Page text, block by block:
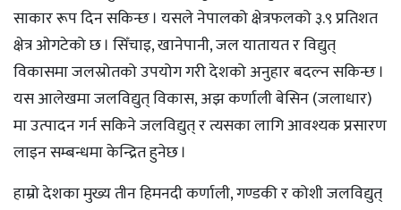
साकार रूप दिन सकिन्छ । यसले नेपालको क्षेत्रफलको ३.९ प्रतिशत
क्षेत्र ओगटेको छ । सिँचाइ, खानेपानी, जल यातायत र विद्युत्
विकासमा जलस्रोतको उपयोग गरी देशको अनुहार बदल्न सकिन्छ ।
यस आलेखमा जलविद्युत् विकास, अझ कर्णाली बेसिन (जलाधार)
मा उत्पादन गर्न सकिने जलविद्युत् र त्यसका लागि आवश्यक प्रसारण
लाइन सम्बन्धमा केन्द्रित हुनेछ ।
हाम्रो देशका मुख्य तीन हिमनदी कर्णाली, गण्डकी र कोशी जलविद्युत्